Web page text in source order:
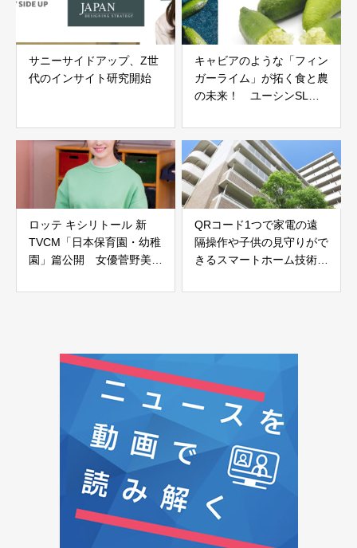
サニーサイドアップ、Z世
代のインサイト研究開始
キャビアのような「フィン
ガーライム」が拓く食と農
の未来！ ユーシンSLの
ロッテ キシリトール 新
TVCM「⽇本保育園・幼稚
園」篇公開 女優菅野美穂
QRコード1つで家電の遠
隔操作や子供の見守りがで
きるスマートホーム技術
ンに導入へ